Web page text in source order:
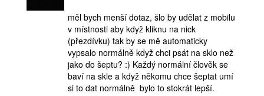
měl bych menší dotaz, šlo by udělat z mobilu
v místnosti aby když kliknu na nick
(přezdívku) tak by se mě automaticky
vypsalo normálně když chci psát na sklo než
jako do šeptu? :) Každý normální člověk se
baví na skle a když někomu chce šeptat umí
si to dat normálně bylo to stokrát lepší.